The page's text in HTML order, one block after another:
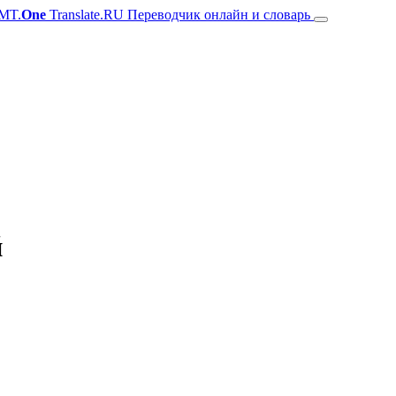
One Translate.RU Переводчик онлайн и словарь